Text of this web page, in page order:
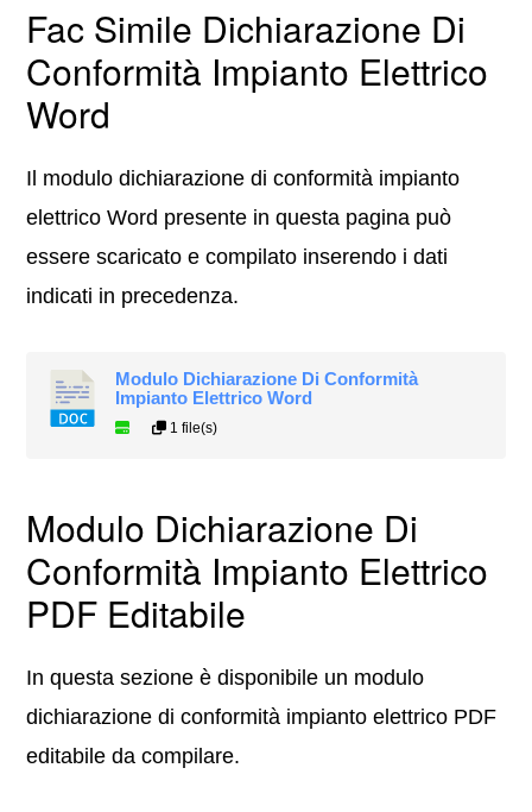
Fac Simile Dichiarazione Di
Conformità Impianto Elettrico
Word
Il modulo dichiarazione di conformità impianto
elettrico Word presente in questa pagina può
essere scaricato e compilato inserendo i dati
indicati in precedenza.
Modulo Dichiarazione Di Conformità
Impianto Elettrico Word
1 file(s)
Modulo Dichiarazione Di
Conformità Impianto Elettrico
PDF Editabile
In questa sezione è disponibile un modulo
dichiarazione di conformità impianto elettrico PDF
editabile da compilare.